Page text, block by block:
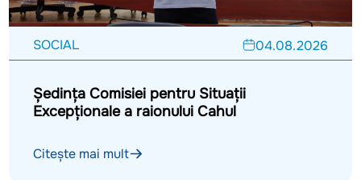
SOCIAL 04.08.2026
Ședința Comisiei pentru Situații
Excepționale a raionului Cahul
Citește mai mult